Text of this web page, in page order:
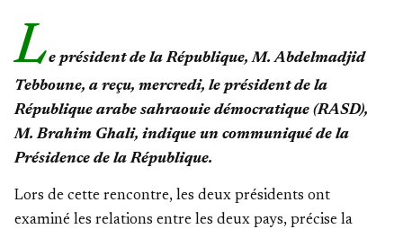
Le président de la République, M. Abdelmadjid
Tebboune, a reçu, mercredi, le président de la
République arabe sahraouie démocratique (RASD),
M. Brahim Ghali, indique un communiqué de la
Présidence de la République.
Lors de cette rencontre, les deux présidents ont
examiné les relations entre les deux pays, précise la